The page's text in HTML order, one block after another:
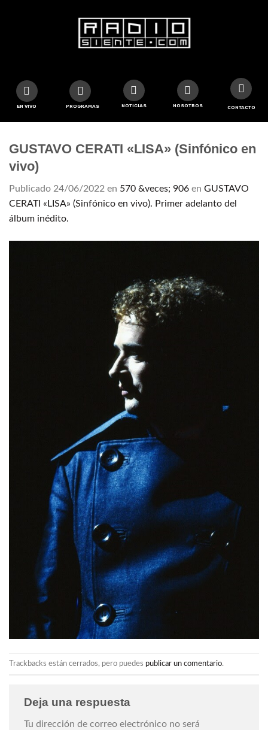
EN VIVO PROGRAMAS NOTICIAS NOSOTROS CONTACTO
GUSTAVO CERATI «LISA» (Sinfónico en
vivo)
Publicado 24/06/2022 en 570 &veces; 906 en GUSTAVO
CERATI «LISA» (Sinfónico en vivo). Primer adelanto del
álbum inédito.
Trackbacks están cerrados, pero puedes publicar un comentario.
Deja una respuesta
Tu dirección de correo electrónico no será